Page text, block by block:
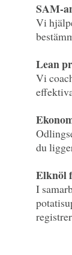
SAM-
Vi
Lean
Vi
du
Elknöl
I